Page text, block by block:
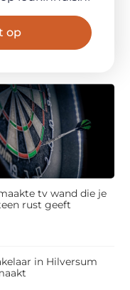
tv wand die je
rust geeft
in Hilversum
op